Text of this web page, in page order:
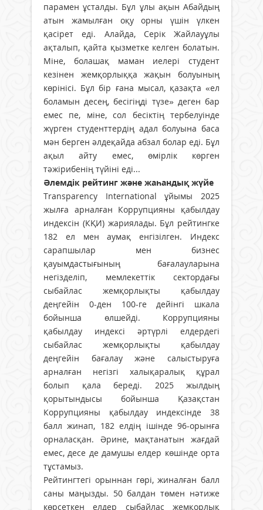
парамен ұсталды. Бұл ұлы ақын Абайдың
атын жамылған оқу орны үшін үлкен
қасірет еді. Алайда, Серік Жайлауұлы
ақталып, қайта қызметке келген болатын.
Міне, болашақ маман иелері студент
кезінен жемқорлыққа жақын болуының
көрінісі. Бұл бір ғана мысал, қазақта «ел
боламын десең, бесігіңді түзе» деген бар
емес пе, міне, сол бесіктің тербелуінде
жүрген студенттердің адал болуына баса
мән берген әлдеқайда абзал болар еді. Бұл
ақыл айту емес, өмірлік көрген
тәжірибенің түйіні еді...
Әлемдік рейтинг және жаһандық жүйе
Transparency International ұйымы 2025
жылға арналған Коррупцияны қабылдау
индексін (КҚИ) жариялады. Бұл рейтингке
182 ел мен аумақ енгізілген. Индекс
сарапшылар мен бизнес
қауымдастығының бағалауларына
негізделіп, мемлекеттік сектордағы
сыбайлас жемқорлықты қабылдау
деңгейін 0-ден 100-ге дейінгі шкала
бойынша өлшейді. Коррупцияны
қабылдау индексі әртүрлі елдердегі
сыбайлас жемқорлықты қабылдау
деңгейін бағалау және салыстыруға
арналған негізгі халықаралық құрал
болып қала береді. 2025 жылдың
қорытындысы бойынша Қазақстан
Коррупцияны қабылдау индексінде 38
балл жинап, 182 елдің ішінде 96-орынға
орналасқан. Әрине, мақтанатын жағдай
емес, десе де дамушы елдер көшінде орта
тұстамыз.
Рейтингтегі орыннан гөрі, жиналған балл
саны маңызды. 50 балдан төмен нәтиже
көрсеткен елдер сыбайлас жемқорлық